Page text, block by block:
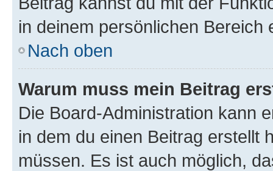
in deinem persönlichen Bereich
Nach oben
Warum muss mein Beitrag
Die Board-Administration kann
in dem du einen Beitrag erstellt
müssen. Es ist auch möglich,